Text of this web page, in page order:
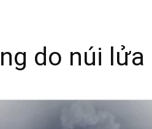
do núi lửa